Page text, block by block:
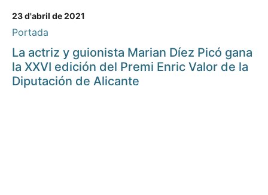
23 d'abril de 2021
Portada
La actriz y guionista Marian Díez Picó gana
la XXVI edición del Premi Enric Valor de la
Diputación de Alicante